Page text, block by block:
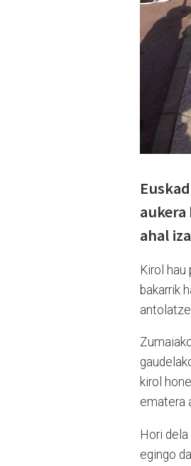
ahal
Kirol hau
bakarrik
kirol
ematera
Hori
egingo